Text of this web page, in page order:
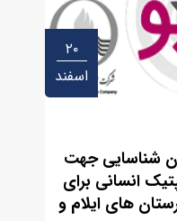
۲۰
اسفند
شناسایی جهت
انسانی برای
های ایلام و